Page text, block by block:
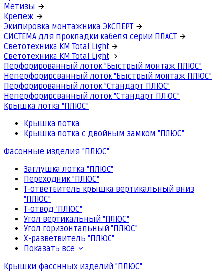
Метизы
Крепеж
Экипировка монтажника ЭКСПЕРТ
СИСТЕМА для прокладки кабеля серии ПЛАСТ
Светотехника КМ Total Light
Светотехника КМ Total Light
Перфорированный лоток "Быстрый монтаж ПЛЮС"
Неперфорированный лоток "Быстрый монтаж ПЛЮС"
Перфорированный лоток "Стандарт ПЛЮС"
Неперфорированный лоток "Стандарт ПЛЮС"
Крышка лотка "ПЛЮС"
Крышка лотка
Крышка лотка с двойным замком "ПЛЮС"
Фасонные изделия "ПЛЮС"
Заглушка лотка "ПЛЮС"
Переходник "ПЛЮС"
Т-ответвитель крышка вертикальный вниз
"ПЛЮС"
Т-отвод "ПЛЮС"
Угол вертикальный "ПЛЮС"
Угол горизонтальный "ПЛЮС"
Х-разветвитель "ПЛЮС"
Показать все
Крышки фасонных изделий "ПЛЮС"